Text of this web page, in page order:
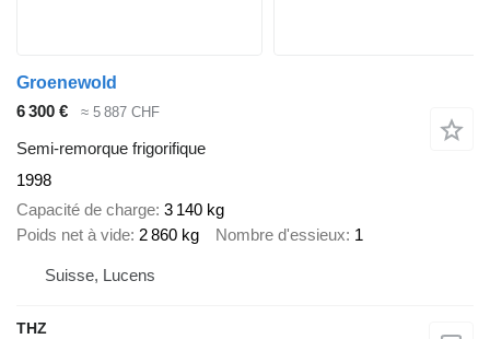
Groenewold
6 300 €
≈ 5 887 CHF
Semi-remorque frigorifique
1998
Capacité de charge 3 140 kg
Poids net à vide 2 860 kg Nombre d'essieux 1
Suisse, Lucens
THZ